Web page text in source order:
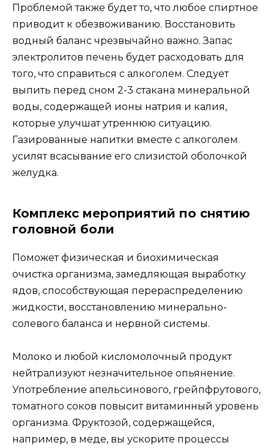
Проблемой также будет то, что любое спиртное
приводит к обезвоживанию. Восстановить
водный баланс чрезвычайно важно. Запас
электролитов печень будет расходовать для
того, что справиться с алкоголем. Следует
выпить перед сном 2-3 стакана минеральной
воды, содержащей ионы натрия и калия,
которые улучшат утреннюю ситуацию.
Газированные напитки вместе с алкоголем
усилят всасывание его слизистой оболочкой
желудка.
Комплекс мероприятий по снятию
головной боли
Поможет физическая и биохимическая
очистка организма, замедляющая выработку
ядов, способствующая перераспределению
жидкости, восстановлению минерально-
солевого баланса и нервной системы.
Молоко и любой кисломолочный продукт
нейтрализуют незначительное опьянение.
Употребление апельсинового, грейпфрутового,
томатного соков повысит витаминный уровень
организма. Фруктозой, содержащейся,
например, в меде, вы ускорите процессы